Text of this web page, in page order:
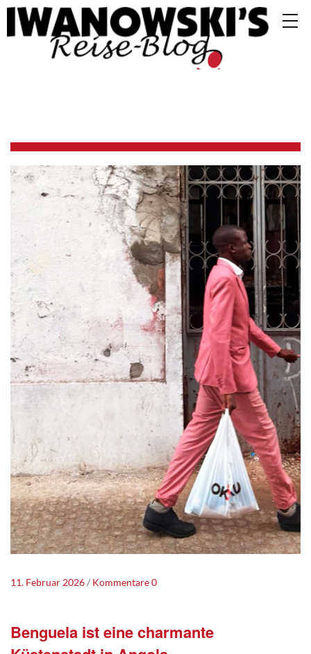
11. Februar 2026 Kommentare 0
Benguela ist eine charmante